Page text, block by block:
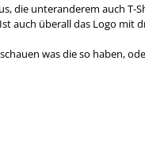
die unteranderem auch T-
auch überall das Logo mit
was die so haben,